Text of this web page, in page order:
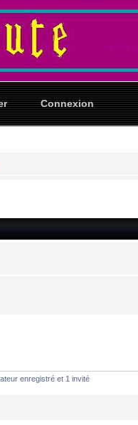
Connexion
enregistré et 1 invité